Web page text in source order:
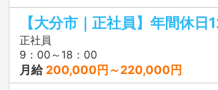
れる環境です。
正社員
9：00～18：00
月給 200,000円～220,000円